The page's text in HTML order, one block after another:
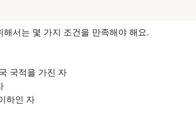
해서는 몇 가지 조건을 만족해야 해요.
국적을 가진 자
하인 자